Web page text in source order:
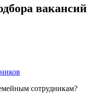
вакансий
сотрудникам?